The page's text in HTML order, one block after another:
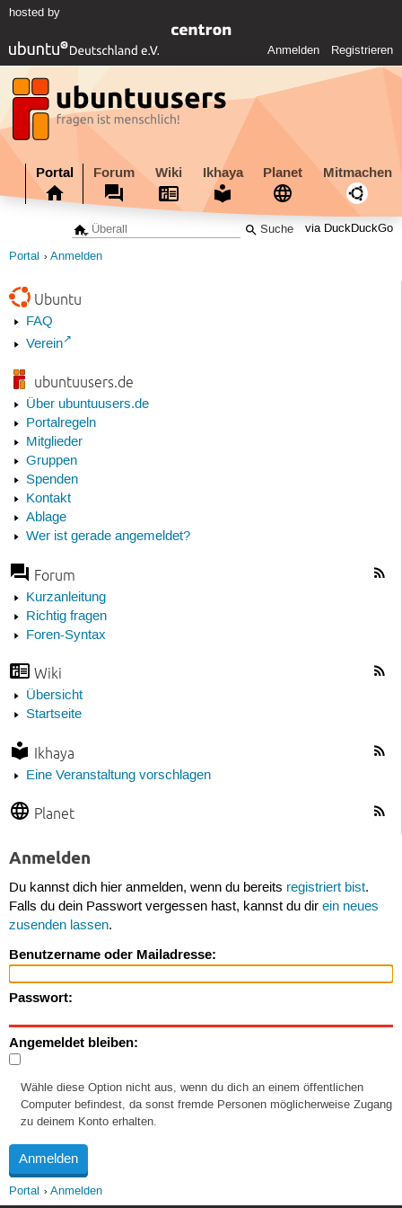
hosted by
Anmelden Registrieren
Portal Forum Wiki Ikhaya Planet Mitmachen
via DuckDuckGo
Portal Anmelden
Ubuntu
FAQ
Verein
ubuntuusers.de
Über ubuntuusers.de
Portalregeln
Mitglieder
Gruppen
Spenden
Kontakt
Ablage
Wer ist gerade angemeldet?
Forum
Kurzanleitung
Richtig fragen
Foren-Syntax
Wiki
Übersicht
Startseite
Ikhaya
Eine Veranstaltung vorschlagen
Planet
Anmelden
Du kannst dich hier anmelden, wenn du bereits registriert bist.
Falls du dein Passwort vergessen hast, kannst du dir ein neues
zusenden lassen.
Benutzername oder Mailadresse:
Passwort:
Angemeldet bleiben:
Wähle diese Option nicht aus, wenn du dich an einem öffentlichen
Computer befindest, da sonst fremde Personen möglicherweise Zugang
zu deinem Konto erhalten.
Portal Anmelden